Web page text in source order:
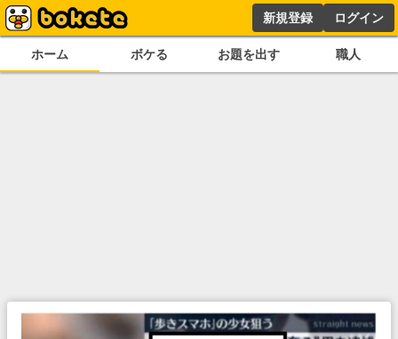
新規登録 ログイン
ホーム ボケる お題を出す 職人